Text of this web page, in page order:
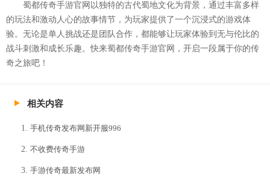
蜀都传奇手游官网以独特的古代蜀地文化为背景，通过丰富多样
的玩法和激动人心的故事情节，为玩家提供了一个沉浸式的游戏体
验。无论是单人挑战还是团队合作，都能够让玩家体验到无与伦比的
战斗刺激和成长乐趣。快来蜀都传奇手游官网，开启一段属于你的传
奇之旅吧！
相关内容
手机传奇发布网新开服996
不收费传奇手游
手游传奇最新发布网